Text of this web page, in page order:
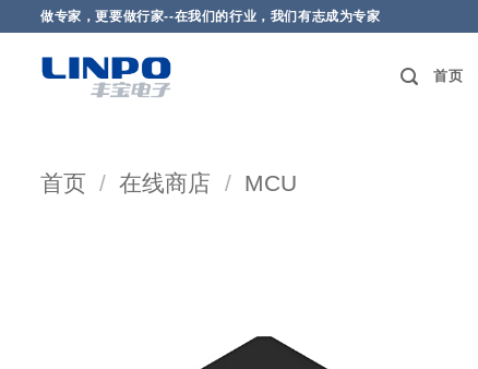
做专家，更要做行家--在我们的行业，我们有志成为专家
首页
首页 / 在线商店 / MCU